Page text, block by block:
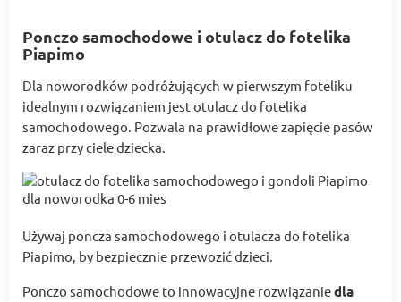
Ponczo samochodowe i otulacz do fotelika
Piapimo
Dla noworodków podróżujących w pierwszym foteliku
idealnym rozwiązaniem jest otulacz do fotelika
samochodowego. Pozwala na prawidłowe zapięcie pasów
zaraz przy ciele dziecka.
Używaj poncza samochodowego i otulacza do fotelika
Piapimo, by bezpiecznie przewozić dzieci.
Ponczo samochodowe to innowacyjne rozwiązaniedla